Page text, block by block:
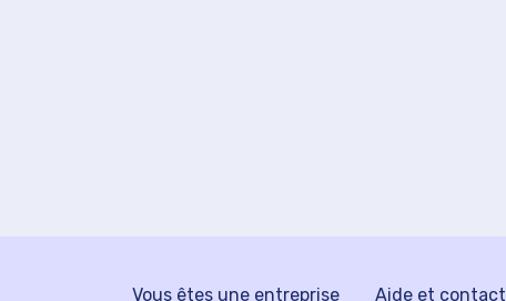
Vous êtes une entreprise Aide et contact